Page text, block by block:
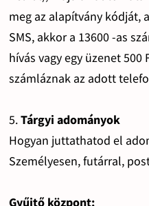
meg az alapítvány kódját,
SMS, akkor a 13600 -as
hívás vagy egy üzenet
számláznak az adott
5.Tárgyi adományok
Hogyan juttathatod el
Személyesen, futárral,
Gyűjtő központ: